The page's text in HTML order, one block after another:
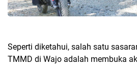
Seperti diketahui, salah satu
TMMD di Wajo adalah membuka